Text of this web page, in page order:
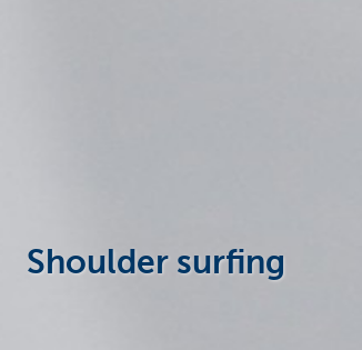
Shoulder surfing